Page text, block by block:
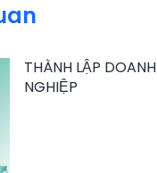
THÀNH LẬP DOANH
NGHIỆP